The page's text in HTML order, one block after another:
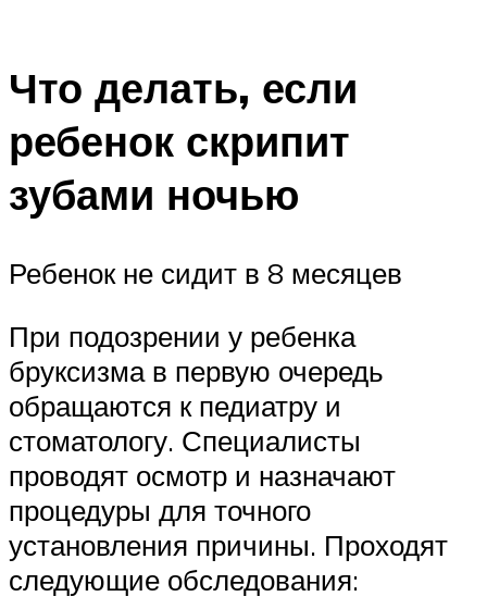
Что делать, если
ребенок скрипит
зубами ночью
Ребенок не сидит в 8 месяцев
При подозрении у ребенка
бруксизма в первую очередь
обращаются к педиатру и
стоматологу. Специалисты
проводят осмотр и назначают
процедуры для точного
установления причины. Проходят
следующие обследования: